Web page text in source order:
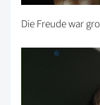
Die Freude war